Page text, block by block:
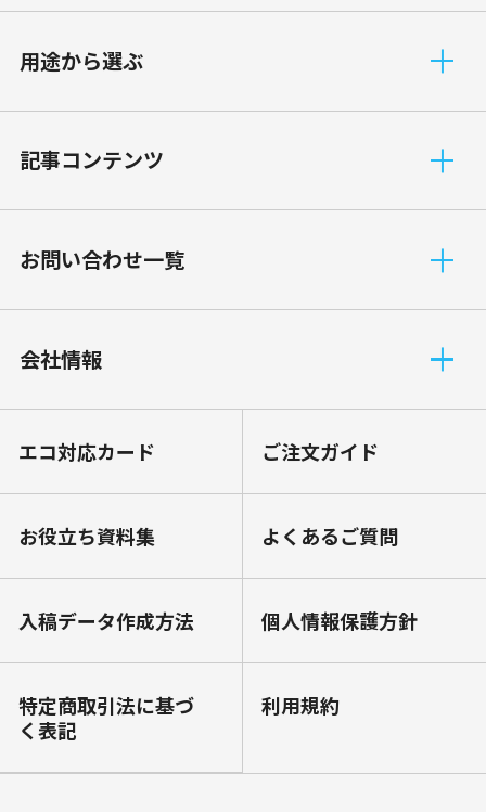
⽤途から選ぶ
記事コンテンツ
お問い合わせ一覧
会社情報
エコ対応カード ご注文ガイド
お役⽴ち資料集 よくあるご質問
⼊稿データ作成⽅法 個⼈情報保護⽅針
特定商取引法に基づ
く表記
利⽤規約